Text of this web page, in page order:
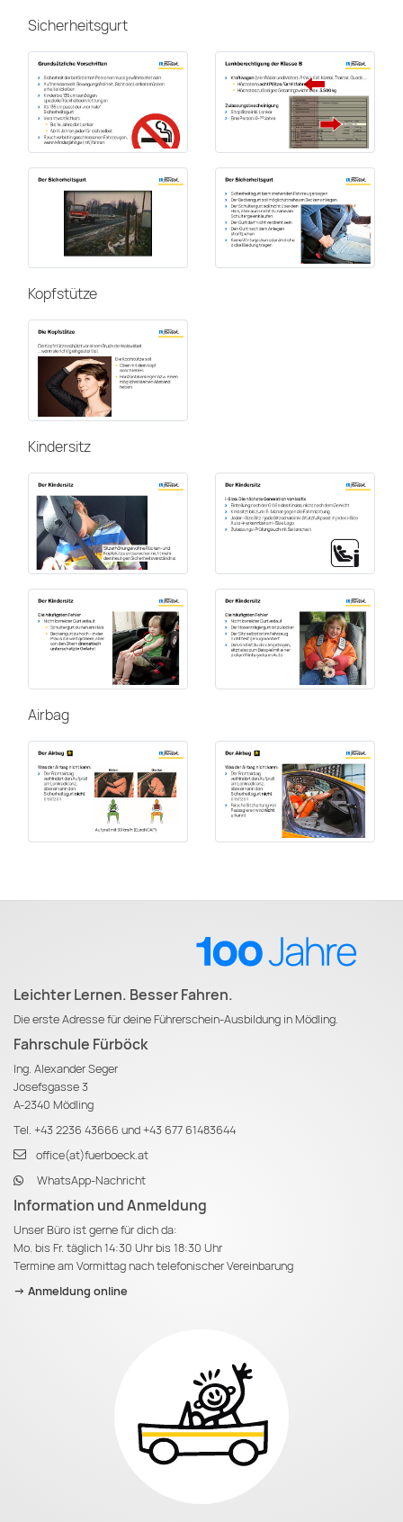
Sicherheitsgurt
Kopfstütze
Kindersitz
Airbag
Leichter Lernen. Besser Fahren.
Die erste Adresse für deine Führerschein-Ausbildung in Mödling.
Fahrschule Fürböck
Ing. Alexander Seger
Josefsgasse 3
A-2340 Mödling
Tel. +43 2236 43666 und+43 677 61483644
office(at)fuerboeck.at
WhatsApp-Nachricht
Information und Anmeldung
Unser Büro ist gerne für dich da:
Mo. bis Fr. täglich 14:30 Uhr bis 18:30 Uhr
Termine am Vormittag nach telefonischer Vereinbarung
-> Anmeldung online